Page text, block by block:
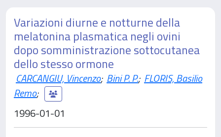
Variazioni diurne e notturne della
melatonina plasmatica negli ovini
dopo somministrazione sottocutanea
dello stesso ormone
CARCANGIU, Vincenzo; Bini P. P.; FLORIS, Basilio
Remo;
1996-01-01